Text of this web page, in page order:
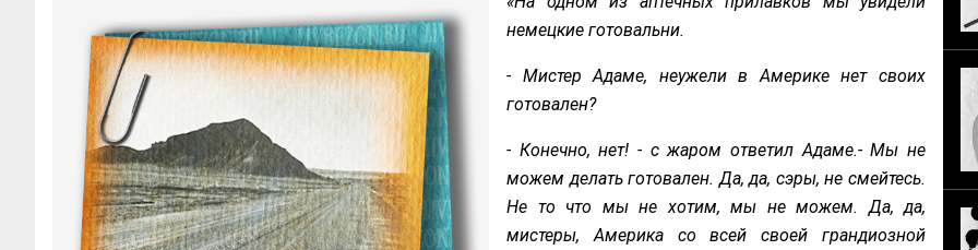
немецкие готовальни.
- Мистер Адаме, неужели в Америке нет своих
готовален?
- Конечно, нет! - с жаром ответил Адаме.- Мы не
можем делать готовален. Да, да, сэры, не смейтесь.
Не то что мы не хотим, мы не можем. Да, да,
мистеры, Америка со всей своей грандиозной